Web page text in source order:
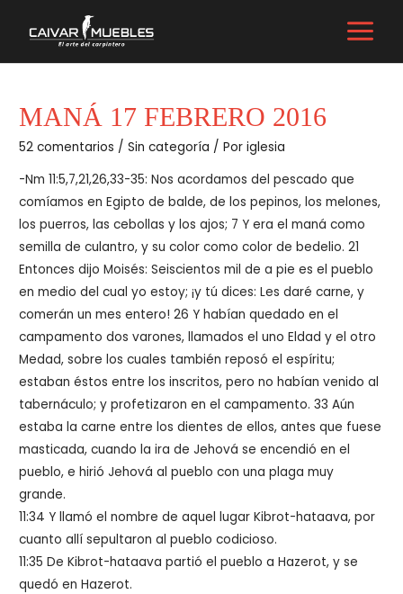
MAIN
MANÁ 17 FEBRERO 2016
52 comentarios /Sin categoría / Poriglesia
-Nm 11:5,7,21,26,33-35: Nos acordamos del pescado que
comíamos en Egipto de balde, de los pepinos, los melones,
los puerros, las cebollas y los ajos; 7 Y era el maná como
semilla de culantro, y su color como color de bedelio. 21
Entonces dijo Moisés: Seiscientos mil de a pie es el pueblo
en medio del cual yo estoy; ¡y tú dices: Les daré carne, y
comerán un mes entero! 26 Y habían quedado en el
campamento dos varones, llamados el uno Eldad y el otro
Medad, sobre los cuales también reposó el espíritu;
estaban éstos entre los inscritos, pero no habían venido al
tabernáculo; y profetizaron en el campamento. 33 Aún
estaba la carne entre los dientes de ellos, antes que fuese
masticada, cuando la ira de Jehová se encendió en el
pueblo, e hirió Jehová al pueblo con una plaga muy
grande.
11:34 Y llamó el nombre de aquel lugar Kibrot-hataava, por
cuanto allí sepultaron al pueblo codicioso.
11:35 De Kibrot-hataava partió el pueblo a Hazerot, y se
quedó en Hazerot.